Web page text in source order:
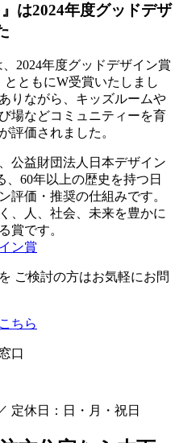
』は2024年度グッドデザ
、2024年度グッドデザイン賞
ともにW受賞いたしまし
りながら、キッズルームや
場などコミュニティーを育
評価されました。
公益財団法人日本デザイン
、60年以上の歴史を持つ日
評価・推奨の仕組みです。
、人、社会、未来を豊かに
賞です。
ン賞
ご検討の方はお気軽にお問
ちら
口
定休日：日・月・祝日